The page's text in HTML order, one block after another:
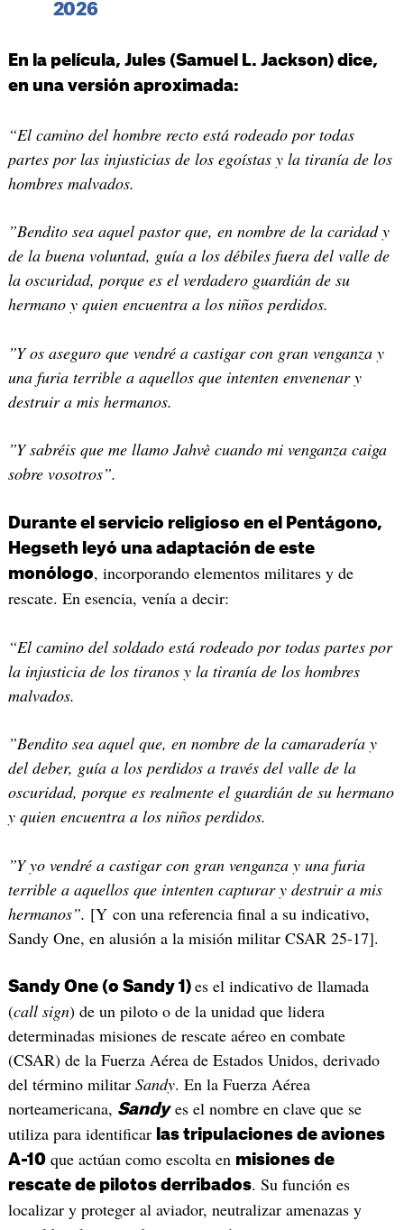
2026
En la película, Jules (Samuel L. Jackson) dice,
en una versión aproximada:
“El camino del hombre recto está rodeado por todas
partes por las injusticias de los egoístas y la tiranía de los
hombres malvados.
”Bendito sea aquel pastor que, en nombre de la caridad y
de la buena voluntad, guía a los débiles fuera del valle de
la oscuridad, porque es el verdadero guardián de su
hermano y quien encuentra a los niños perdidos.
”Y os aseguro que vendré a castigar con gran venganza y
una furia terrible a aquellos que intenten envenenar y
destruir a mis hermanos.
”Y sabréis que me llamo Jahvè cuando mi venganza caiga
sobre vosotros”.
Durante el servicio religioso en el Pentágono,
Hegseth leyó una adaptación de este
monólogo, incorporando elementos militares y de
rescate. En esencia, venía a decir:
“El camino del soldado está rodeado por todas partes por
la injusticia de los tiranos y la tiranía de los hombres
malvados.
”Bendito sea aquel que, en nombre de la camaradería y
del deber, guía a los perdidos a través del valle de la
oscuridad, porque es realmente el guardián de su hermano
y quien encuentra a los niños perdidos.
”Y yo vendré a castigar con gran venganza y una furia
terrible a aquellos que intenten capturar y destruir a mis
hermanos”. [Y con una referencia final a su indicativo,
Sandy One, en alusión a la misión militar CSAR 25-17].
Sandy One (o Sandy 1) es el indicativo de llamada
(call sign) de un piloto o de la unidad que lidera
determinadas misiones de rescate aéreo en combate
(CSAR) de la Fuerza Aérea de Estados Unidos, derivado
del término militar Sandy. En la Fuerza Aérea
norteamericana, Sandyes el nombre en clave que se
utiliza para identificar las tripulaciones de aviones
A-10que actúan como escolta en misiones de
rescate de pilotos derribados. Su función es
localizar y proteger al aviador, neutralizar amenazas y